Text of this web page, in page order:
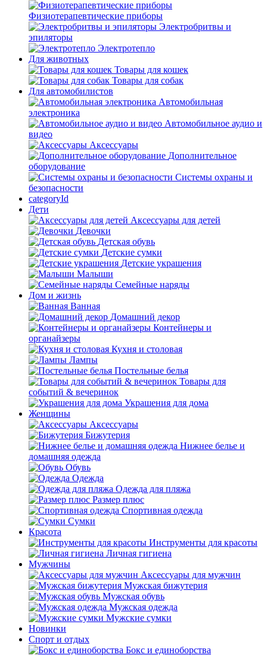
Физиотерапевтические приборы
Электробритвы и
эпиляторы
Электротепло
Для животных
Товары для кошек
Товары для собак
Для автомобилистов
Автомобильная
электроника
Автомобильное аудио и
видео
Аксессуары
Дополнительное
оборудование
Системы охраны и
безопасности
categoryId
Дети
Аксессуары для детей
Девочки
Детская обувь
Детские сумки
Детские украшения
Малыши
Семейные наряды
Дом и жизнь
Ванная
Домашний декор
Контейнеры и
органайзеры
Кухня и столовая
Лампы
Постельные белья
Товары для
событий & вечеринок
Украшения для дома
Женщины
Аксессуары
Бижутерия
Нижнее белье и
домашняя одежда
Обувь
Одежда
Одежда для пляжа
Размер плюс
Спортивная одежда
Сумки
Красота
Инструменты для красоты
Личная гигиена
Мужчины
Аксессуары для мужчин
Мужская бижутерия
Мужская обувь
Мужская одежда
Мужские сумки
Новинки
Спорт и отдых
Бокс и единоборства